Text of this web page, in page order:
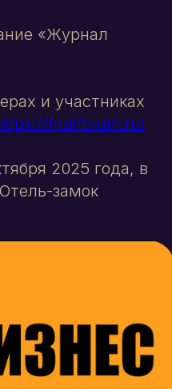
«Журнал
и участниках
fruitforum.ru/
2025 года, в
замок